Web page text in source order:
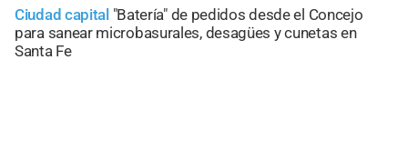
Ciudad capital "Batería" de pedidos desde el Concejo
para sanear microbasurales, desagües y cunetas en
Santa Fe